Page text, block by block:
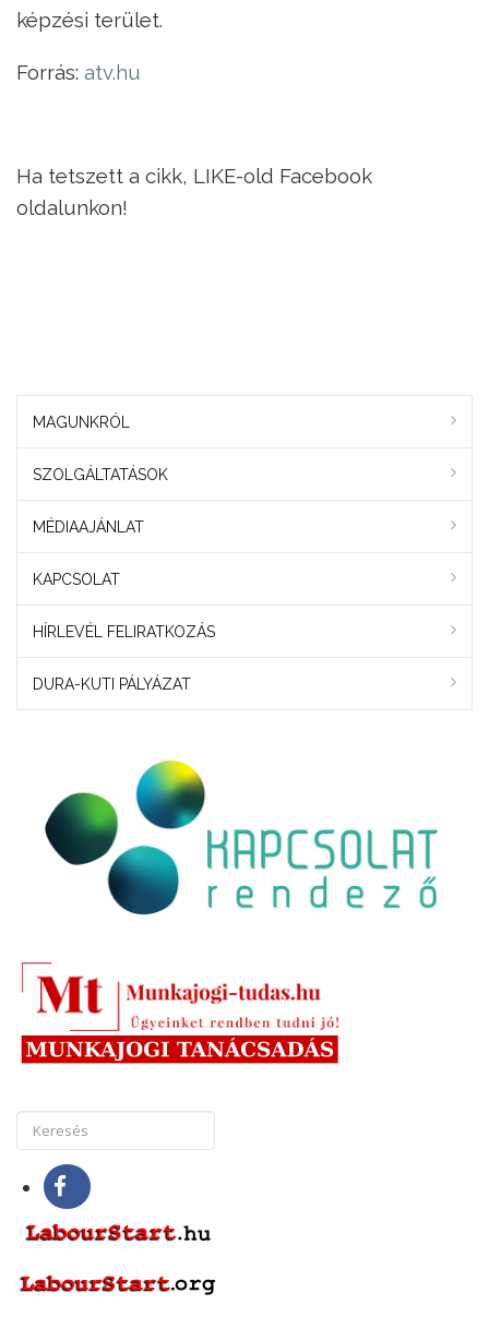
képzési terület.
Forrás: atv.hu
Ha tetszett a cikk, LIKE-old Facebook
oldalunkon!
MAGUNKRÓL
SZOLGÁLTATÁSOK
MÉDIAAJÁNLAT
KAPCSOLAT
HÍRLEVÉL FELIRATKOZÁS
DURA-KUTI PÁLYÁZAT